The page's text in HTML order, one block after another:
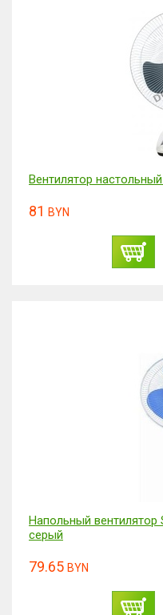
Вентилятор
81 BYN
Напольный вентилятор
серый
79.65 BYN